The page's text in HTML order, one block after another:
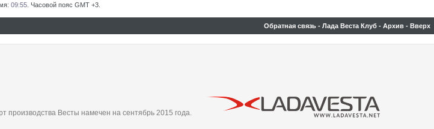
09:55 . Часовой пояс GMT +3.
Обратная связь - Лада Веста Клуб - Архив - Вверх
Весты намечен на сентябрь 2015 года.